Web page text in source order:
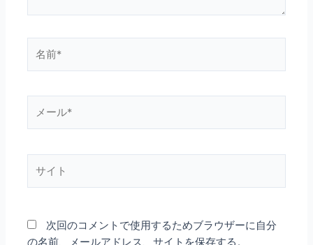
ー
*
次回のコメントで使用するためブラウザーに自分
の名前、メールアドレス、サイトを保存する。